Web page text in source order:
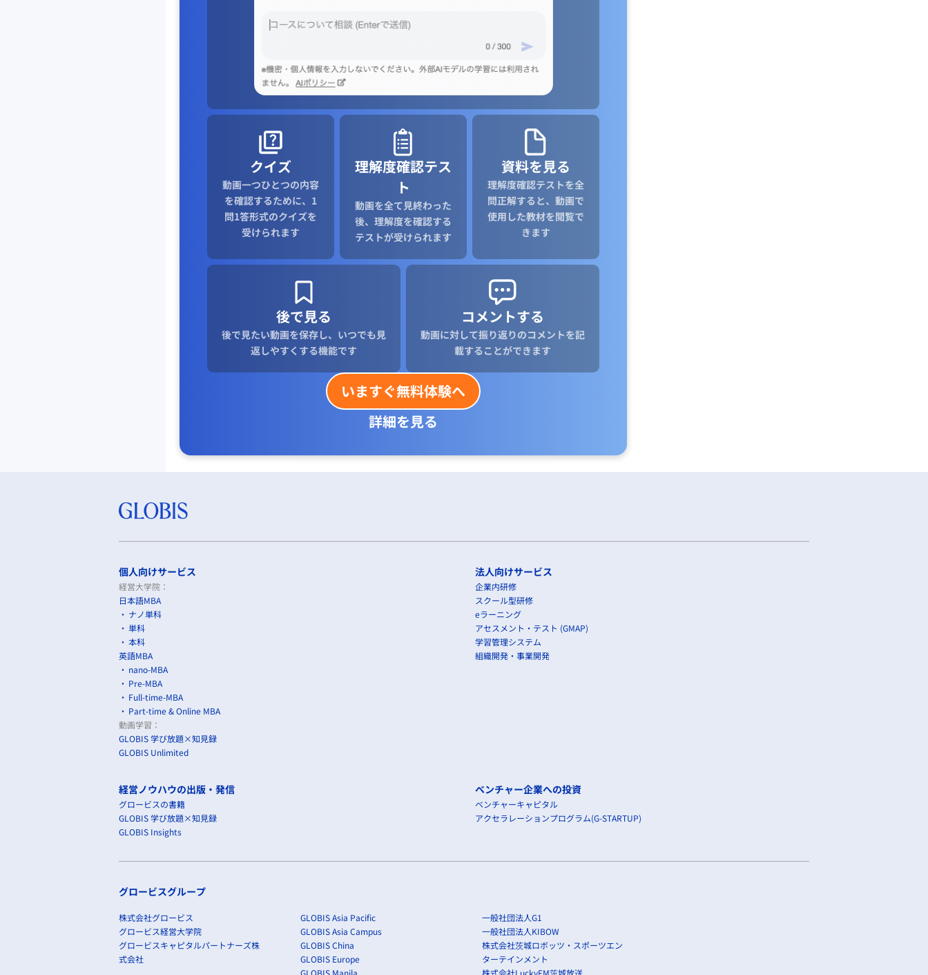
クイズ
動画一つひとつの内容
を確認するために、1
問1答形式のクイズを
受けられます
理解度確認テス
ト
動画を全て見終わった
後、理解度を確認する
テストが受けられます
資料を見る
理解度確認テストを全
問正解すると、動画で
使用した教材を閲覧で
きます
後で見る
後で見たい動画を保存し、いつでも見
返しやすくする機能です
コメントする
動画に対して振り返りのコメントを記
載することができます
いますぐ無料体験へ
詳細を見る
個人向けサービス
経営大学院：
日本語MBA
ナノ単科
単科
本科
英語MBA
nano-MBA
Pre-MBA
Full-time-MBA
Part-time & Online MBA
動画学習：
GLOBIS 学び放題×知見録
GLOBIS Unlimited
法人向けサービス
企業内研修
スクール型研修
eラーニング
アセスメント・テスト (GMAP)
学習管理システム
組織開発・事業開発
経営ノウハウの出版・発信
グロービスの書籍
GLOBIS 学び放題×知見録
GLOBIS Insights
ベンチャー企業への投資
ベンチャーキャピタル
アクセラレーションプログラム(G-STARTUP)
グロービスグループ
株式会社グロービス
グロービス経営大学院
グロービスキャピタルパートナーズ株
式会社
GLOBIS Asia Pacific
GLOBIS Asia Campus
GLOBIS China
GLOBIS Europe
GLOBIS Manila
一般社団法人G1
一般社団法人KIBOW
株式会社茨城ロボッツ・スポーツエン
ターテインメント
株式会社LuckyFM茨城放送